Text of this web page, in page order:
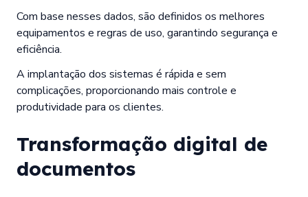
Com base nesses dados, são definidos os melhores
equipamentos e regras de uso, garantindo segurança e
eficiência.
A implantação dos sistemas é rápida e sem
complicações, proporcionando mais controle e
produtividade para os clientes.
Transformação digital de
documentos